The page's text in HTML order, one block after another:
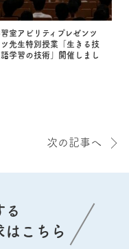
室アビリティプレゼンツ
ツ先生特別授業「生きる技
学習の技術」開催しまし
次の記事へ
る
はこちら